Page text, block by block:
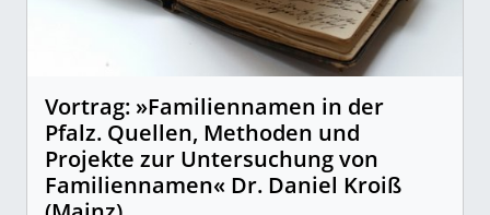
Vortrag: »Familiennamen in der
Pfalz. Quellen, Methoden und
Projekte zur Untersuchung von
Familiennamen« Dr. Daniel Kroiß